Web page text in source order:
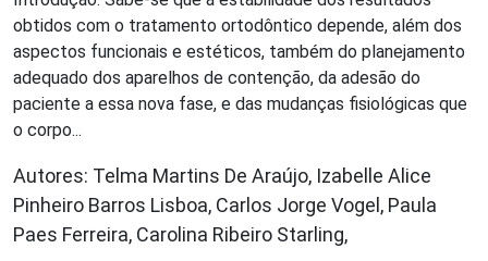
obtidos com o tratamento ortodôntico depende, além dos
aspectos funcionais e estéticos, também do planejamento
adequado dos aparelhos de contenção, da adesão do
paciente a essa nova fase, e das mudanças fisiológicas que
o corpo...
Autores: Telma Martins De Araújo, Izabelle Alice
Pinheiro Barros Lisboa, Carlos Jorge Vogel, Paula
Paes Ferreira, Carolina Ribeiro Starling,